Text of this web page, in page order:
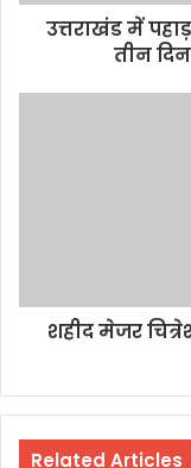
उत्तराखंड में
तीन
शहीद मेजर
Related Articles